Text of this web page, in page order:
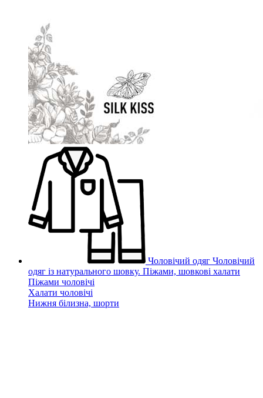
Чоловічий одяг Чоловічий
одяг із натурального шовку. Піжами, шовкові халати
Піжами чоловічі
Халати чоловічі
Нижня білизна, шорти